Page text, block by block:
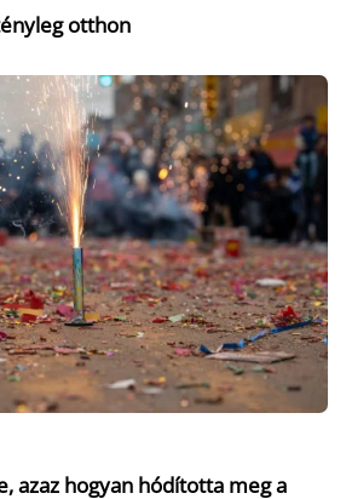
otthon
azaz hogyan hódította meg a